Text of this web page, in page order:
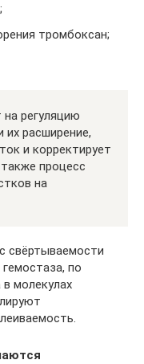
тромбоксан;
регуляцию
их расширение,
и корректирует
процесс
на
свёртываемости
по
молекулах